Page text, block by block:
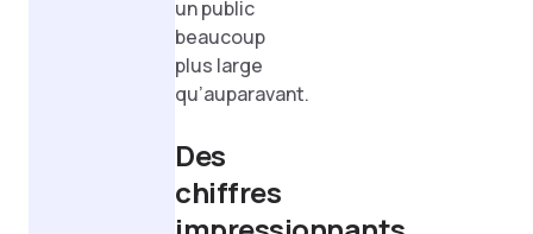
un public
beaucoup
plus large
qu’auparavant.
Des
chiffres